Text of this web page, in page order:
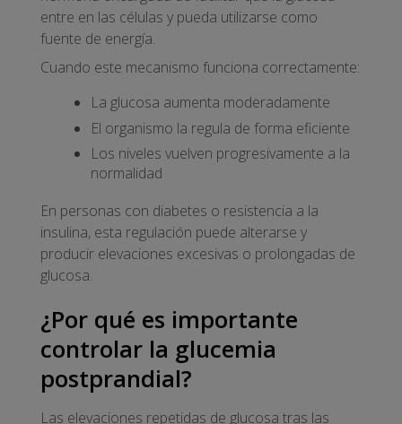
entre en las células y pueda utilizarse como
fuente de energía.
Cuando este mecanismo funciona correctamente:
La glucosa aumenta moderadamente
El organismo la regula de forma eficiente
Los niveles vuelven progresivamente a la
normalidad
En personas con diabetes o resistencia a la
insulina, esta regulación puede alterarse y
producir elevaciones excesivas o prolongadas de
glucosa.
¿Por qué es importante
controlar la glucemia
postprandial?
Las elevaciones repetidas de glucosa tras las